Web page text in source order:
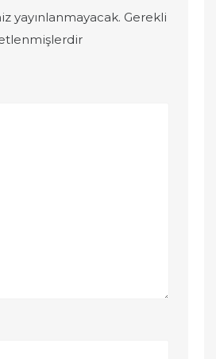
yayınlanmayacak. Gerekli